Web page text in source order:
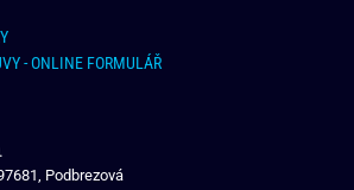
- ONLINE FORMULÁŘ
Podbrezová